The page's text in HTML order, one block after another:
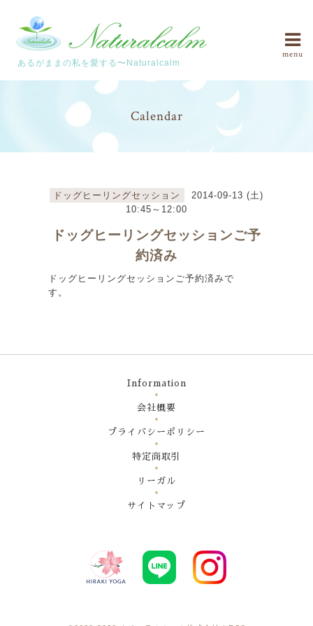
あるがままの私を愛する〜Naturalcalm
menu
Calendar
ドッグヒーリングセッション
2014-09-13 (土)
10:45～12:00
ドッグヒーリングセッションご予
約済み
ドッグヒーリングセッションご予約済みで
す。
Information
会社概要
プライバシーポリシー
特定商取引
リーガル
サイトマップ